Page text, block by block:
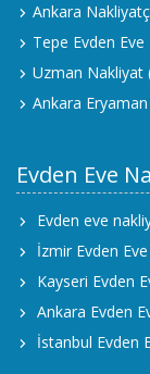
Ankara
Tepe Evden
Uzman Nakliyat
Ankara
Evden Eve
Evden eve
İzmir Evden
Kayseri Evden
Ankara Evden
İstanbul Evden